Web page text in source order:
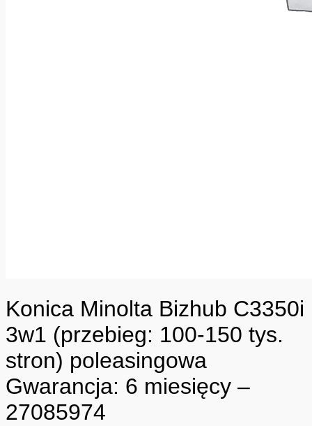
Konica Minolta Bizhub C3350i
3w1 (przebieg: 100-150 tys.
stron) poleasingowa
Gwarancja: 6 miesięcy –
27085974